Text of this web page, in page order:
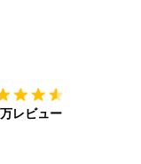
レビュー